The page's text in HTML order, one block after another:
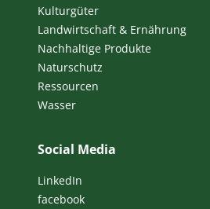
Kulturgüter
Landwirtschaft & Ernährung
Nachhaltige Produkte
Naturschutz
Ressourcen
Wasser
Social Media
LinkedIn
facebook